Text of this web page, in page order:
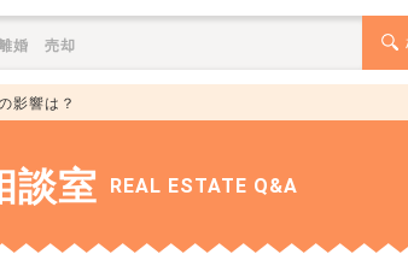
影響は？
談室 REAL ESTATE Q&A